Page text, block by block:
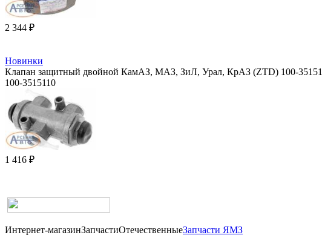
2 344 ₽
Новинки
Клапан защитный двойной КамАЗ, МАЗ, ЗиЛ, Урал, КрАЗ (ZTD) 100-
100-3515110
1 416 ₽
Интернет-магазинЗапчастиОтечественныеЗапчасти ЯМЗ